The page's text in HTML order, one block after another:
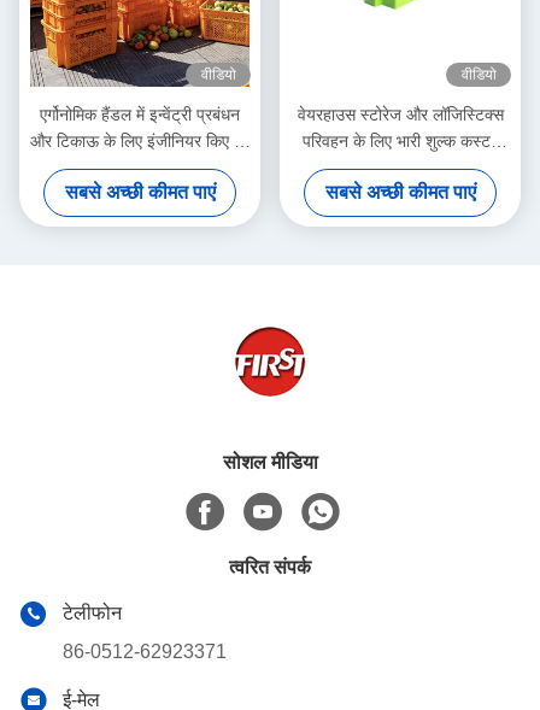
वीडियो
एर्गोनोमिक हैंडल में इन्वेंट्री प्रबंधन
और टिकाऊ के लिए इंजीनियर किए गए
हवादार या ठोस पक्षों वाले स्टैकेबल
प्लास्टिक क्रेट्स शामिल हैं
सबसे अच्छी कीमत पाएं
वीडियो
वेयरहाउस स्टोरेज और लॉजिस्टिक्स
परिवहन के लिए भारी शुल्क कस्टम
प्लास्टिक के डिब्बे
सबसे अच्छी कीमत पाएं
सोशल मीडिया
त्वरित संपर्क
टेलीफोन
86-0512-62923371
ई-मेल